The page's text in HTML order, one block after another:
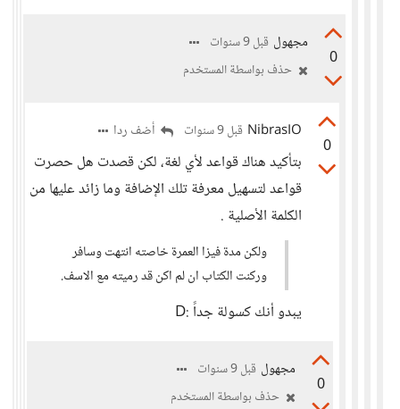
0
مجهول قبل 9 سنوات
حذف بواسطة المستخدم
0
NibrasIO قبل 9 سنوات أضف ردا
بتأكيد هناك قواعد لأي لغة، لكن قصدت هل حصرت
قواعد لتسهيل معرفة تلك الإضافة وما زائد عليها من
الكلمة الأصلية .
ولكن مدة فيزا العمرة خاصته انتهت وسافر
وركنت الكتاب ان لم اكن قد رميته مع الاسف.
يبدو أنك كسولة جداً :D
0
مجهول قبل 9 سنوات
حذف بواسطة المستخدم